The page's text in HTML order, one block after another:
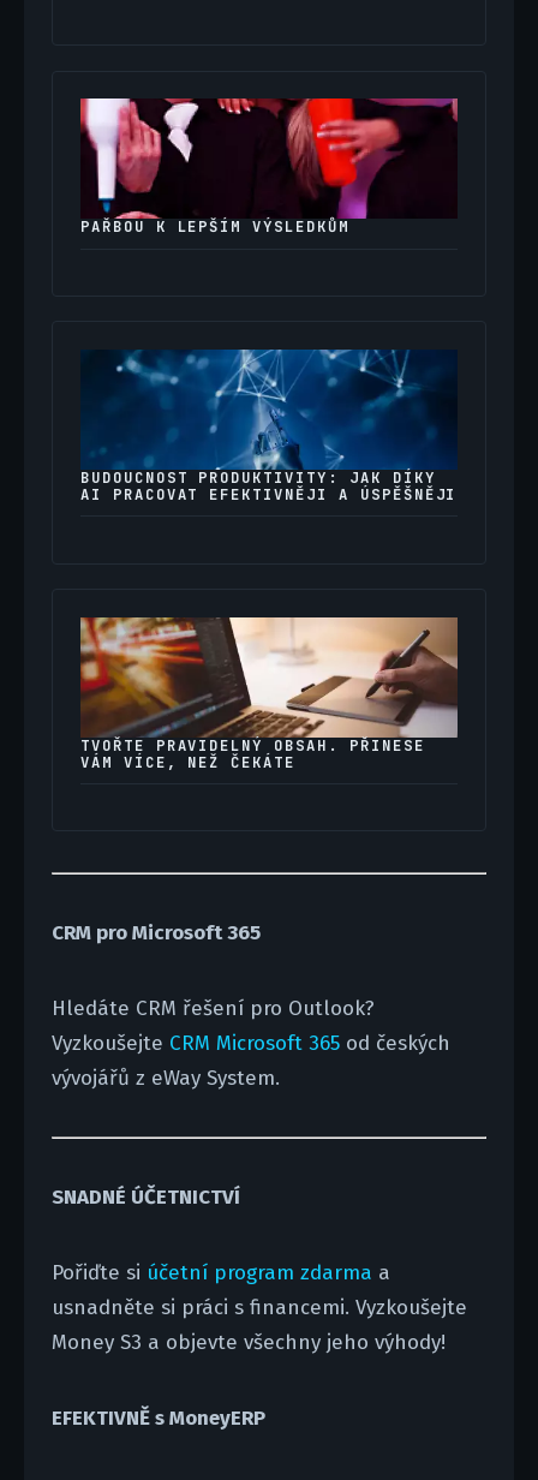
PAŘBOU K LEPŠÍM VÝSLEDKŮM
BUDOUCNOST PRODUKTIVITY: JAK DÍKY
AI PRACOVAT EFEKTIVNĚJI A ÚSPĚŠNĚJI
TVOŘTE PRAVIDELNÝ OBSAH. PŘINESE
VÁM VÍCE, NEŽ ČEKÁTE
CRM pro Microsoft 365
Hledáte CRM řešení pro Outlook?
Vyzkoušejte CRM Microsoft 365od českých
vývojářů z eWay System.
SNADNÉ ÚČETNICTVÍ
Pořiďte si účetní program zdarma a
usnadněte si práci s financemi. Vyzkoušejte
Money S3 a objevte všechny jeho výhody!
EFEKTIVNĚ s MoneyERP